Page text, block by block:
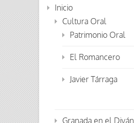
Inicio
Cultura Oral
Patrimonio Oral
El Romancero
Javier Tárraga
Granada en el Diván